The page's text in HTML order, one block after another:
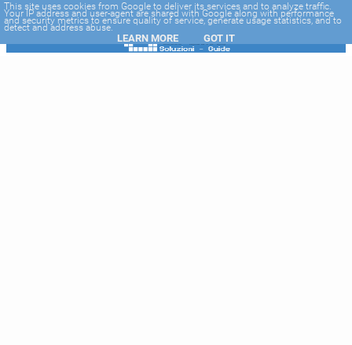
-->
This site uses cookies from Google to deliver its services and to analyze traffic.
Your IP address and user-agent are shared with Google along with performance
and security metrics to ensure quality of service, generate usage statistics, and to
detect and address abuse.
LEARN MORE GOT IT